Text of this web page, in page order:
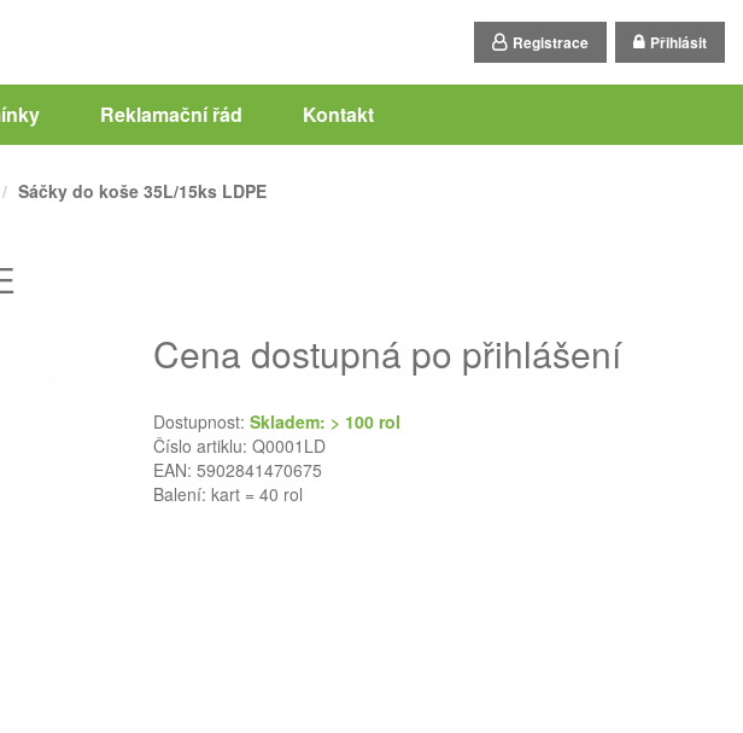
Registrace Přihlásit
Reklamační řád Kontakt
Sáčky do koše 35L/15ks LDPE
Cena dostupná po přihlášení
Dostupnost: Skladem: > 100 rol
Číslo artiklu: Q0001LD
EAN: 5902841470675
Balení: kart = 40 rol